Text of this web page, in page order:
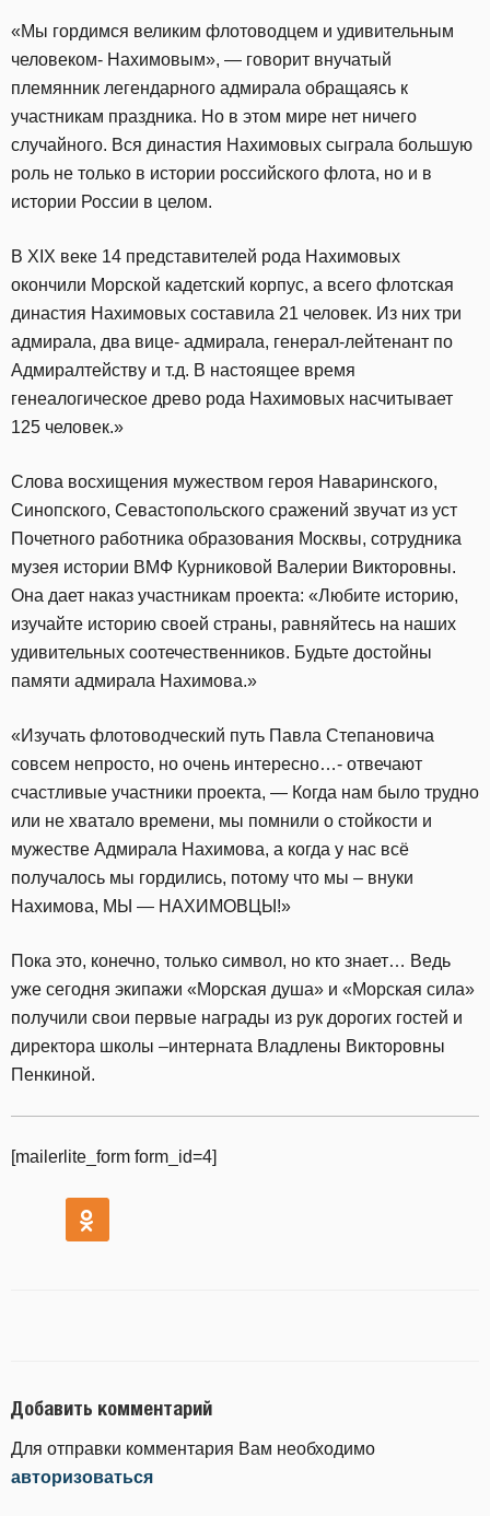
«Мы гордимся великим флотоводцем и удивительным
человеком- Нахимовым», — говорит внучатый
племянник легендарного адмирала обращаясь к
участникам праздника. Но в этом мире нет ничего
случайного. Вся династия Нахимовых сыграла большую
роль не только в истории российского флота, но и в
истории России в целом.
В XIX веке 14 представителей рода Нахимовых
окончили Морской кадетский корпус, а всего флотская
династия Нахимовых составила 21 человек. Из них три
адмирала, два вице- адмирала, генерал-лейтенант по
Адмиралтейству и т.д. В настоящее время
генеалогическое древо рода Нахимовых насчитывает
125 человек.»
Слова восхищения мужеством героя Наваринского,
Синопского, Севастопольского сражений звучат из уст
Почетного работника образования Москвы, сотрудника
музея истории ВМФ Курниковой Валерии Викторовны.
Она дает наказ участникам проекта: «Любите историю,
изучайте историю своей страны, равняйтесь на наших
удивительных соотечественников. Будьте достойны
памяти адмирала Нахимова.»
«Изучать флотоводческий путь Павла Степановича
совсем непросто, но очень интересно…- отвечают
счастливые участники проекта, — Когда нам было трудно
или не хватало времени, мы помнили о стойкости и
мужестве Адмирала Нахимова, а когда у нас всё
получалось мы гордились, потому что мы – внуки
Нахимова, МЫ — НАХИМОВЦЫ!»
Пока это, конечно, только символ, но кто знает… Ведь
уже сегодня экипажи «Морская душа» и «Морская сила»
получили свои первые награды из рук дорогих гостей и
директора школы –интерната Владлены Викторовны
Пенкиной.
[mailerlite_form form_id=4]
Добавить комментарий
Для отправки комментария Вам необходимо
авторизоваться